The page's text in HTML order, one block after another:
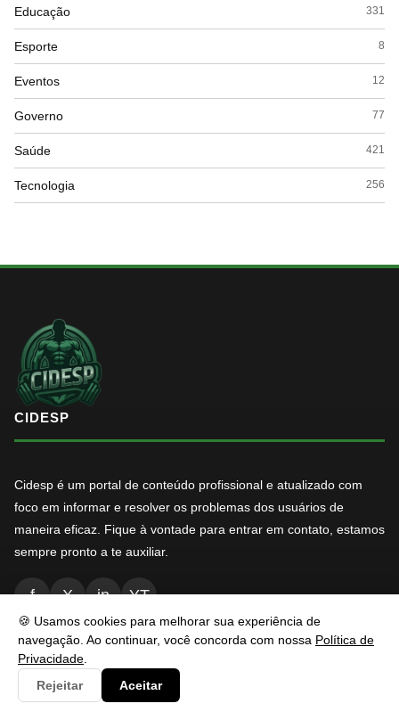
🍪 Usamos cookies para melhorar sua experiência de
navegação. Ao continuar, você concorda com nossa Política de
Privacidade
Rejeitar
Aceitar
Educação 331
Esporte 8
Eventos 12
Governo 77
Saúde 421
Tecnologia 256
CIDESP
Cidesp é um portal de conteúdo profissional e atualizado com
foco em informar e resolver os problemas dos usuários de
maneira eficaz. Fique à vontade para entrar em contato, estamos
sempre pronto a te auxiliar.
f X in YT
NAVEGAÇÃO